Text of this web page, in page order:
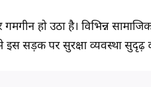
हो उठा है। विभिन्न
सड़क पर सुरक्षा व्यवस्था सुदृढ़